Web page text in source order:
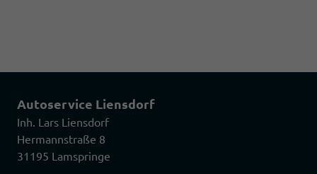
Autoservice Liensdorf
Inh. Lars Liensdorf
Hermannstraße 8
31195 Lamspringe